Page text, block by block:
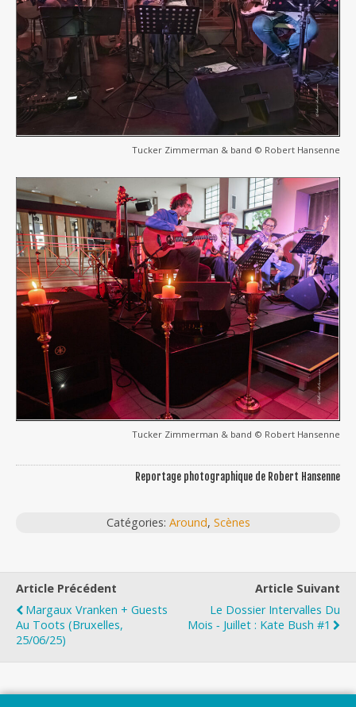
Tucker Zimmerman & band © Robert Hansenne
Tucker Zimmerman & band © Robert Hansenne
Reportage photographique de Robert Hansenne
Catégories: Around, Scènes
Article Précédent
Margaux Vranken + Guests
Au Toots (Bruxelles,
25/06/25)
Article Suivant
Le Dossier Intervalles Du
Mois ‐ Juillet : Kate Bush #1